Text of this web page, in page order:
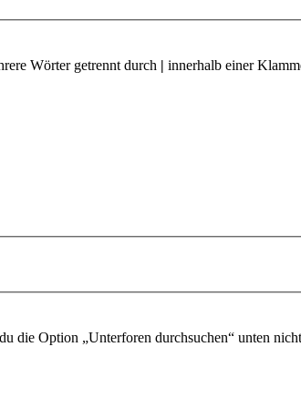
Wörter getrennt durch | innerhalb einer
die Option „Unterforen durchsuchen“ unten